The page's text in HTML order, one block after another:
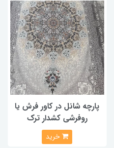
پارچه شانل در کاور فرش یا
روفرشی کشدار ترک
خرید